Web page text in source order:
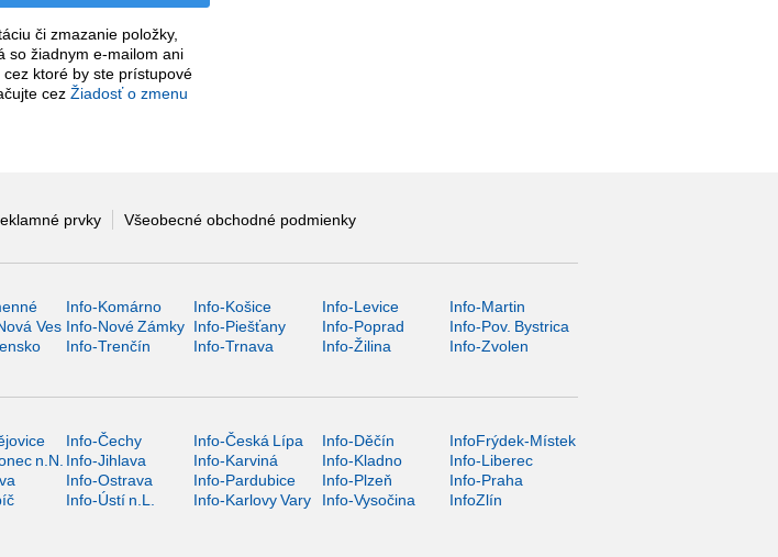
či zmazanie položky,
so žiadnym e-mailom ani
ktoré by ste prístupové
cez Žiadosť o zmenu
prvky Všeobecné obchodné podmienky
Info-Komárno Info-Košice Info-Levice
Info-Martin
Ves Info-Nové Zámky Info-Piešťany Info-Poprad
Info-Pov. Bystrica
Info-Trenčín Info-Trnava Info-Žilina Info-Zvolen
Info-Čechy Info-Česká Lípa Info-Děčín
InfoFrýdek-Místek
n.N. Info-Jihlava Info-Karviná Info-Kladno
Info-Liberec
Info-Ostrava Info-Pardubice Info-Plzeň
Info-Praha
Info-Ústí n.L. Info-Karlovy Vary Info-Vysočina InfoZlín